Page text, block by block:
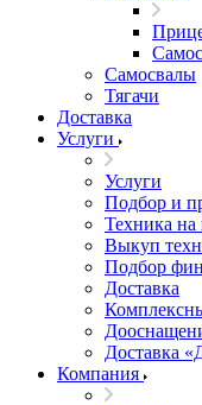
Самосвалы
Тягачи
Доставка
Услуги
Услуги
Подбор и
Техника
Выкуп
Подбор
Доставка
Доставка
Компания